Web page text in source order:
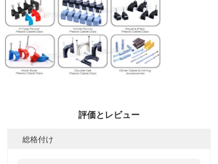
評価とレビュー
総格付け